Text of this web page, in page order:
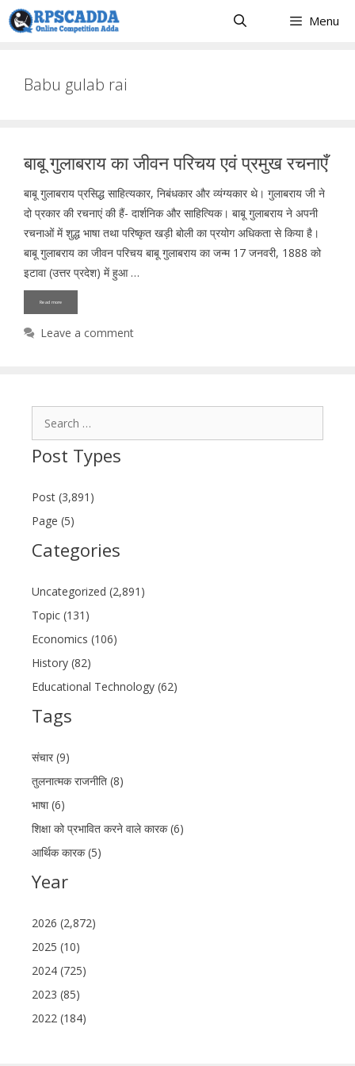
Skip
to
Menu
Babu gulab rai
बाबू गुलाबराय का जीवन परिचय एवं प्रमुख रचनाएँ
बाबू गुलाबराय प्रसिद्ध साहित्यकार, निबंधकार और व्यंग्यकार थे। गुलाबराय जी ने
दो प्रकार की रचनाएं की हैं- दार्शनिक और साहित्यिक। बाबू गुलाबराय ने अपनी
रचनाओं में शुद्ध भाषा तथा परिष्कृत खड़ी बोली का प्रयोग अधिकता से किया है।
बाबू गुलाबराय का जीवन परिचय बाबू गुलाबराय का जन्म 17 जनवरी, 1888 को
इटावा (उत्तर प्रदेश) में हुआ …
Read more
Leave a comment
Post Types
Post (3,891)
Page (5)
Categories
Uncategorized (2,891)
Topic (131)
Economics (106)
History (82)
Educational Technology (62)
Tags
संचार (9)
तुलनात्मक राजनीति (8)
भाषा (6)
शिक्षा को प्रभावित करने वाले कारक (6)
आर्थिक कारक (5)
Year
2026 (2,872)
2025 (10)
2024 (725)
2023 (85)
2022 (184)